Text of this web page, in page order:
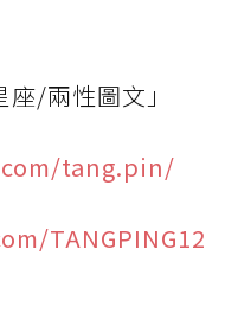
/兩性圖文」
tang.pin/
TANGPING12